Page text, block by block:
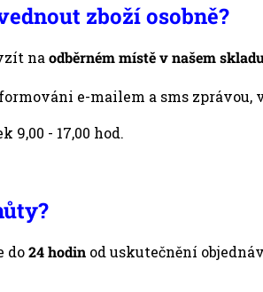
zboží osobně?
na odběrném místě v našem
e-mailem a sms
9,00 - 17,00 hod.
do24 hodinod uskutečnění